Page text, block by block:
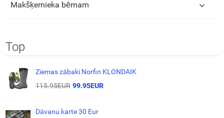
Makšķernieka bērnam
Top
Ziemas zābaki Norfin KLONDAIK
115.95EUR 99.95EUR
Dāvanu karte 30 Eur